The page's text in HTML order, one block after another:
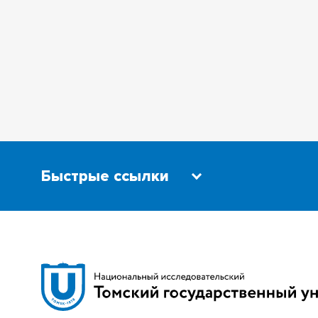
Быстрые ссылки
Научная библиотека
Эндаумент-фонд
Томский региональный центр
коллективного пользования
Бизнес-
Парк